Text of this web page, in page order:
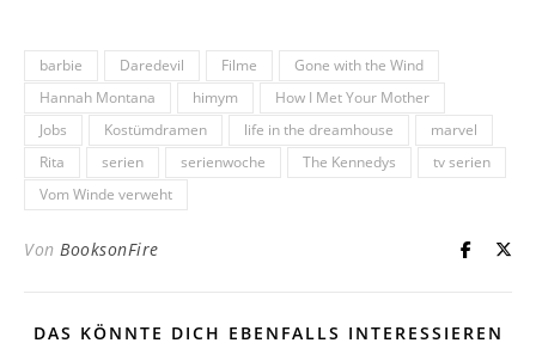
barbie Daredevil Filme
Gone with the Wind
Hannah Montana
himym
How I Met Your Mother
Jobs
Kostümdramen life in the dreamhouse
marvel
Rita
serien serienwoche The Kennedys
tv serien
Vom Winde verweht
Von BooksonFire
DAS KÖNNTE DICH EBENFALLS INTERESSIEREN